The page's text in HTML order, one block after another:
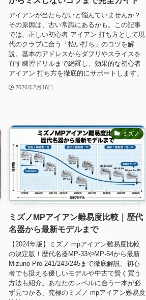
アイアンが当たらないと悩んでいませんか？
その原因は、古い常識にあるかも。この記事
では、正しい初心者 アイアン 打ち方として現
代のクラブに合う「払い打ち」のコツを解
説。基本のアドレスからダフリやスライスを
直す練習ドリルまで網羅し、効果的な初心者
アイアン 打ち方を徹底的にサポートします。
2026年2月16日
ミズノ
ミズノMPアイアン難易度比較｜歴代
名器から最新モデルまで
【2024年版】ミズノ mpアイアン難易度比較
の決定版！歴代名器MP-33やMP-64から最新
Mizuno Pro 241/243/245まで徹底解説。初心
者でも扱える優しいモデルや中古で賢く買う
方法も紹介。あなたのレベルに合う一本が必
ず見つかる、究極のミズノ mpアイアン難易度